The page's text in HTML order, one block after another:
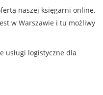
naszej księgarni online.
w Warszawie i tu możliwy
usługi logistyczne dla